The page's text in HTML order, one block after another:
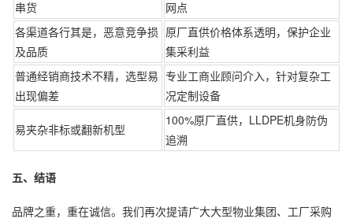
串货
网点
各渠道各行其是，恶意竞争损
及品质
原厂直供价格体系透明，保护企业
集采利益
普通经销商技术不精，选型易
出现偏差
专业工商业顾问介入，针对复杂工
况定制设备
易夹杂非标或翻新机型
100%原厂直供，LLDPE机身防伪
追溯
五、结语
品牌之重，重在诚信。我们再次提请广大大型物业集团、工厂采购